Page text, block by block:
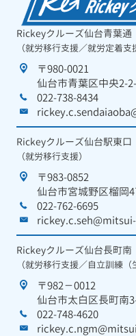
Rickeyクルーズ仙台青葉通
（就労移行支援／就労定着支
〒980-0021
仙台市青葉区中央2-
022-738-8434
Rickeyクルーズ仙台駅東口
（就労移行支援）
〒983-0852
仙台市宮城野区榴岡
022-762-6695
Rickeyクルーズ仙台長町南
（就労移行支援／自立訓練（
〒982－0012
仙台市太白区長町南
022-748-4620